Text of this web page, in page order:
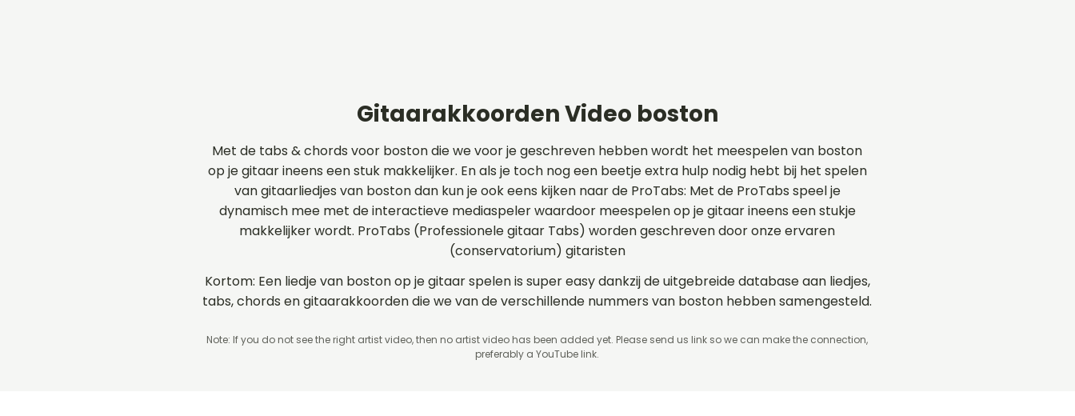
Gitaarakkoorden Video boston
Met de tabs & chords voor boston die we voor je geschreven hebben wordt het meespelen van boston
op je gitaar ineens een stuk makkelijker. En als je toch nog een beetje extra hulp nodig hebt bij het spelen
van gitaarliedjes van boston dan kun je ook eens kijken naar de ProTabs: Met de ProTabs speel je
dynamisch mee met de interactieve mediaspeler waardoor meespelen op je gitaar ineens een stukje
makkelijker wordt. ProTabs (Professionele gitaar Tabs) worden geschreven door onze ervaren
(conservatorium) gitaristen
Kortom: Een liedje van boston op je gitaar spelen is super easy dankzij de uitgebreide database aan liedjes,
tabs, chords en gitaarakkoorden die we van de verschillende nummers van boston hebben samengesteld.
Note: If you do not see the right artist video, then no artist video has been added yet. Please send us link so we can make the connection,
preferably a YouTube link.